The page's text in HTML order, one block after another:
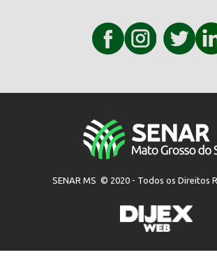
SENAR MS © 2020 - Todos os Direitos